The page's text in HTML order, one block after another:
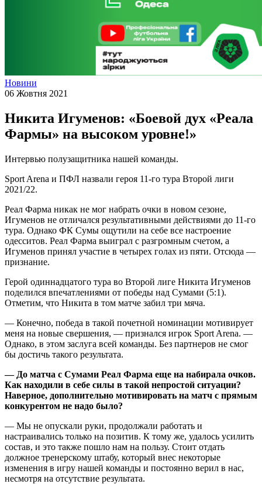
Новини
06 Жовтня 2021
Никита Игуменов: «Боевой дух «Реала
Фармы» на высоком уровне!»
Интервью полузащитника нашей команды.
Sport Arena и ПФЛ назвали героя 11-го тура Второй лиги
2021/22.
Реал Фарма никак не мог набрать очки в новом сезоне,
Игуменов не отличался результативными действиями до 11-го
тура. Однако ФК Сумы ощутили на себе все настроение
одесситов. Реал Фарма выиграл с разгромным счетом, а
Игуменов принял участие в четырех голах из пяти. Отсюда —
признание.
Герой одиннадцатого тура во Второй лиге Никита Игуменов
поделился впечатлениями от победы над Сумами (5:1).
Отметим, что Никита в том матче забил три мяча.
— Конечно, победа в такой почетной номинации мотивирует
меня на новые свершения, — признался игрок Sport Arena. —
Однако, в этом заслуга всей команды. Без партнеров не смог
бы достичь такого результата.
— До матча с Сумами Реал Фарма еще на набирала очков.
Как находили в себе силы в такой непростой ситуации?
Наверное, дополнительно мотивировать на матч с прямым
конкурентом не надо было?
— Мы не опускали руки, продолжали работать и
настраивались только на позитив. К тому же, удалось усилить
состав, и это также пошло нам на пользу. Стоит отдать
должное тренерскому штабу, который внес некоторые
изменения в игру нашей команды и постоянно верил в нас,
несмотря на отсутствие результата.